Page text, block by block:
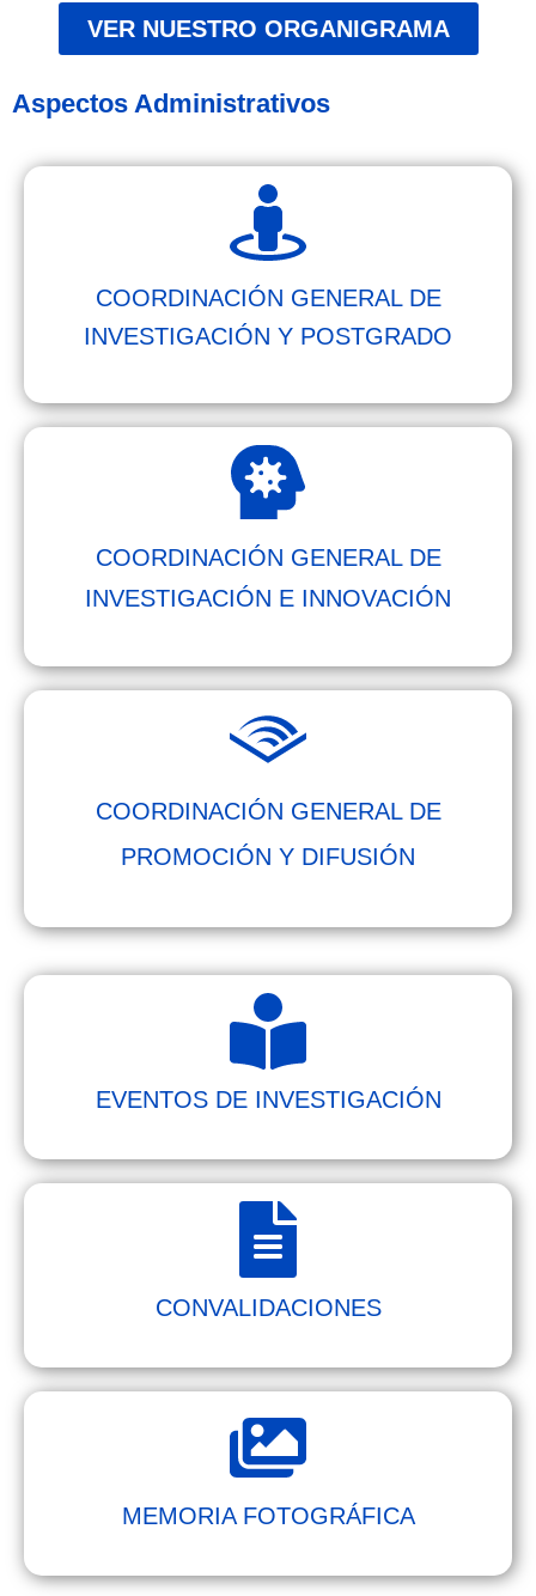
VER NUESTRO ORGANIGRAMA
Aspectos Administrativos
COORDINACIÓN GENERAL DE
INVESTIGACIÓN Y POSTGRADO
COORDINACIÓN GENERAL DE
INVESTIGACIÓN E INNOVACIÓN
COORDINACIÓN GENERAL DE
PROMOCIÓN Y DIFUSIÓN
EVENTOS DE INVESTIGACIÓN
CONVALIDACIONES
MEMORIA FOTOGRÁFICA